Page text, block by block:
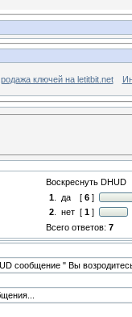
ключей на letitbit.net
Воскреснуть DHUD
1
да [ 6 ]
2
нет [ 1 ]
Всего ответов: 7
сообщение " Вы